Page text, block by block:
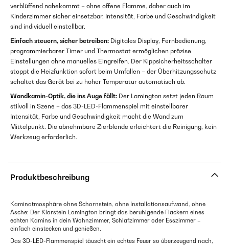
verblüffend nahekommt – ohne offene Flamme, daher auch im
Kinderzimmer sicher einsetzbar. Intensität, Farbe und Geschwindigkeit
sind individuell einstellbar.
Einfach steuern, sicher betreiben: Digitales Display, Fernbedienung,
programmierbarer Timer und Thermostat ermöglichen präzise
Einstellungen ohne manuelles Eingreifen. Der Kippsicherheitsschalter
stoppt die Heizfunktion sofort beim Umfallen – der Überhitzungsschutz
schaltet das Gerät bei zu hoher Temperatur automatisch ab.
Wandkamin-Optik, die ins Auge fällt: Der Lamington setzt jeden Raum
stilvoll in Szene – das 3D-LED-Flammenspiel mit einstellbarer
Intensität, Farbe und Geschwindigkeit macht die Wand zum
Mittelpunkt. Die abnehmbare Zierblende erleichtert die Reinigung, kein
Werkzeug erforderlich.
Produktbeschreibung
Kaminatmosphäre ohne Schornstein, ohne Installationsaufwand, ohne
Asche: Der Klarstein Lamington bringt das beruhigende Flackern eines
echten Kamins in dein Wohnzimmer, Schlafzimmer oder Esszimmer –
einfach einstecken und genießen.
Das 3D-LED-Flammenspiel täuscht ein echtes Feuer so überzeugend nach,